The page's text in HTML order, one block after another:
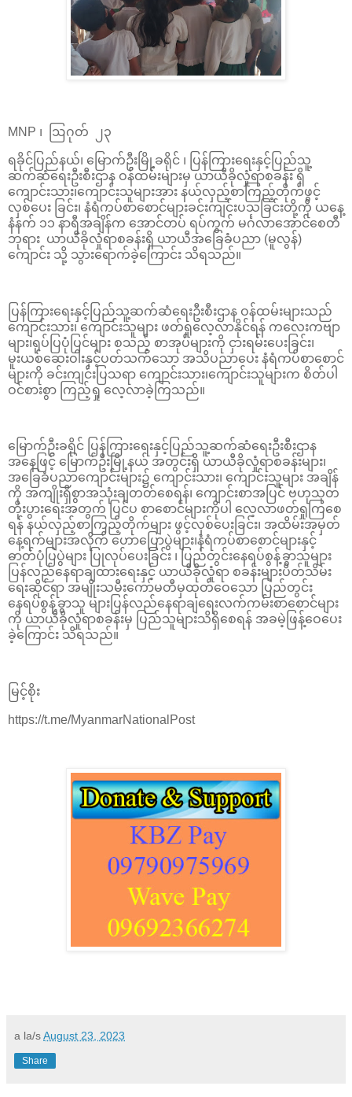
MNP ၊ ဩဂုတ် ၂၃
ရခိုင်ပြည်နယ်၊ မြောက်ဦးမြို့ခရိုင် ၊ ပြန်ကြားရေးနှင့်ပြည်သူ့
ဆက်ဆံရေးဦးစီးဌာန ဝန်ထမ်းများမှ ယာယီခိုလှုံရာစခန်း ရှိ
ကျောင်းသား၊ကျောင်းသူများအား နယ်လှည့်စာကြည့်တိုက်ဖွင့်
လှစ်ပေး ခြင်း၊ နံရံကပ်စာစောင်များခင်းကျင်းပသခြင်းတို့ကို ယနေ့
နံနက် ၁၁ နာရီအချိန်က အောင်တပ် ရပ်ကွက် မင်္ဂလာအောင်စေတီ
ဘုရား ယာယီခိုလှုံရာစခန်းရှိ ယာယီအခြေခံပညာ (မူလွန်)
ကျောင်း သို့ သွားရောက်ခဲ့ကြောင်း သိရသည်။
ပြန်ကြားရေးနှင့်ပြည်သူ့ဆက်ဆံရေးဦးစီးဌာန ဝန်ထမ်းများသည်
ကျောင်းသား၊ ကျောင်းသူများ ဖတ်ရှုလေ့လာနိုင်ရန် ကလေးကဗျာ
များ၊ရုပ်ပြပုံပြင်များ စသည့် စာအုပ်များကို ငှားရမ်းပေးခြင်း၊
မူးယစ်ဆေးဝါးနှင့်ပတ်သက်သော အသိပညာပေး နံရံကပ်စာစောင်
များကို ခင်းကျင်းပြသရာ ကျောင်းသား၊ကျောင်းသူများက စိတ်ပါ
ဝင်စားစွာ ကြည့်ရှု လေ့လာခဲ့ကြသည်။
မြောက်ဦးခရိုင် ပြန်ကြားရေးနှင့်ပြည်သူ့ဆက်ဆံရေးဦးစီးဌာန
အနေဖြင့် မြောက်ဦးမြို့နယ် အတွင်းရှိ ယာယီခိုလှုံရာစခန်းများ၊
အခြေခံပညာကျောင်းများ၌ ကျောင်းသား၊ ကျောင်းသူများ အချိန်
ကို အကျိုးရှိစွာအသုံးချတတ်စေရန်၊ ကျောင်းစာအပြင် ဗဟုသုတ
တိုးပွားရေးအတွက် ပြင်ပ စာစောင်များကိုပါ လေ့လာဖတ်ရှုကြစေ
ရန် နယ်လှည့်စာကြည့်တိုက်များ ဖွင့်လှစ်ပေးခြင်း၊ အထိမ်းအမှတ်
နေ့ရက်များအလိုက် ဟောပြောပွဲများ၊နံရံကပ်စာစောင်များနှင့်
ဓာတ်ပုံပြပွဲများ ပြုလုပ်ပေးခြင်း ၊ ပြည်တွင်းနေရပ်စွန့်ခွာသူများ
ပြန်လည်နေရာချထားရေးနှင့် ယာယီခိုလှုံရာ စခန်းများပိတ်သိမ်း
ရေးဆိုင်ရာ အမျိုးသမီးကော်မတီမှထုတ်ဝေသော ပြည်တွင်း
နေရပ်စွန့်ခွာသူ များပြန်လည်နေရာချရေးလက်ကမ်းစာစောင်များ
ကို ယာယီခိုလှုံရာစခန်းမှ ပြည်သူများသိရှိစေရန် အခမဲ့ဖြန့်ဝေပေး
ခဲ့ကြောင်း သိရသည်။
မြင့်စိုး
https://t.me/MyanmarNationalPost
a la/sAugust 23, 2023
Share